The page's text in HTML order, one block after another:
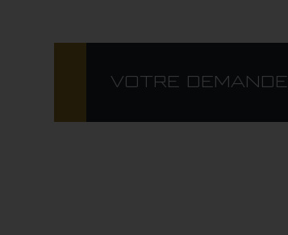
VOTRE DEMANDE